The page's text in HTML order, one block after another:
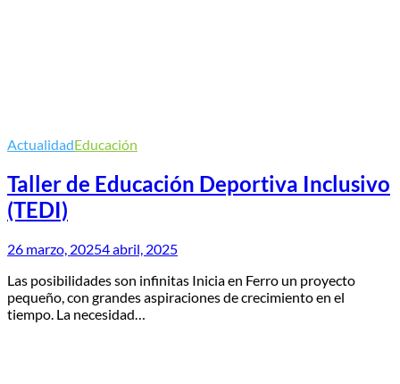
ActualidadEducación
Taller de Educación Deportiva Inclusivo
(TEDI)
26 marzo, 20254 abril, 2025
Las posibilidades son infinitas Inicia en Ferro un proyecto
pequeño, con grandes aspiraciones de crecimiento en el
tiempo. La necesidad…